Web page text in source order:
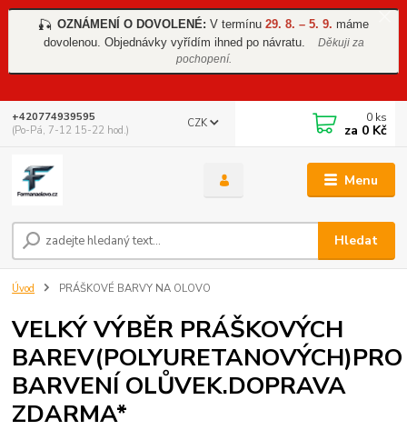
🎣 OZNÁMENÍ O DOVOLENÉ: V termínu 29. 8. – 5. 9. máme
dovolenou. Objednávky vyřídím ihned po návratu.
Děkuji za
pochopení.
Menu
CZK
Hledat
+420774939595
(Po-Pá, 7-12 15-22 hod.)
0 ks
za 0 Kč
Úvod PRÁŠKOVÉ BARVY NA OLOVO
VELKÝ VÝBĚR PRÁŠKOVÝCH
BAREV(POLYURETANOVÝCH)PRO
BARVENÍ OLŮVEK.DOPRAVA
ZDARMA*